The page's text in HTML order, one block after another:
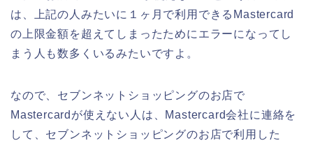
は、上記の人みたいに１ヶ月で利用できるMastercard
の上限金額を超えてしまったためにエラーになってし
まう人も数多くいるみたいですよ。
なので、セブンネットショッピングのお店で
Mastercardが使えない人は、Mastercard会社に連絡を
して、セブンネットショッピングのお店で利用した